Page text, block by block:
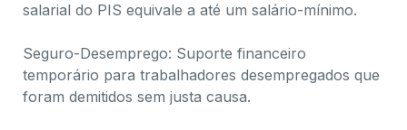
salarial do PIS equivale a até um salário-mínimo.
Seguro-Desemprego: Suporte financeiro
temporário para trabalhadores desempregados que
foram demitidos sem justa causa.